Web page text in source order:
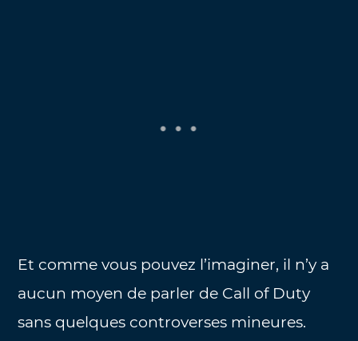
Et comme vous pouvez l’imaginer, il n’y a
aucun moyen de parler de Call of Duty
sans quelques controverses mineures.